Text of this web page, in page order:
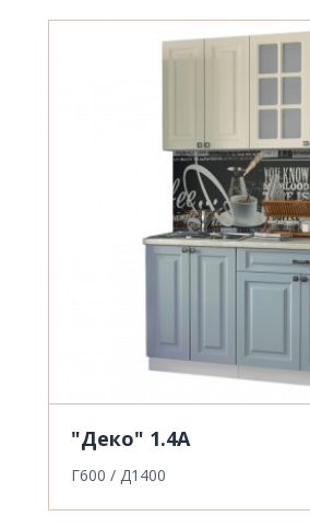
"Деко" 1.4А
Г600 / Д1400